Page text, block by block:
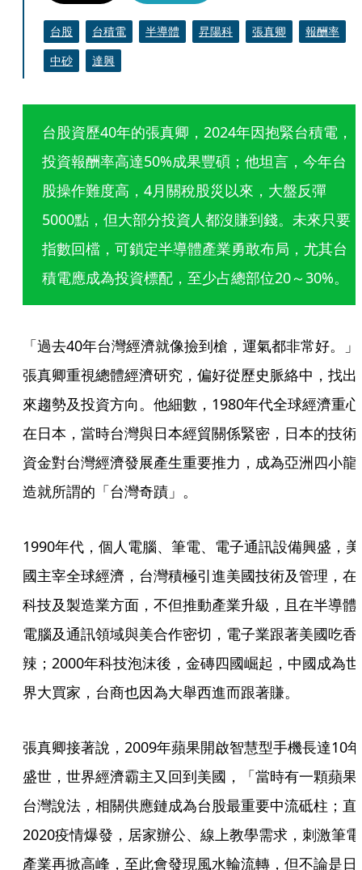
台股 台積電 半導體 昇陽科 張真卿
報酬率
中砂
達興
台股資歷40年的張真卿，2024年因抱緊台積電，
投資報酬率高達50%成果豐碩；他坦言，今年台
股操作難度高，4月關稅股災以來，大盤反彈
5000點，但大部分投資人都沒賺到錢。未來只要
指數回檔，可鎖定半導體產業勇敢布局，尤其台
積電應成為投資標配，至少占總部位20～30%。
「過去40年台灣經濟就像撿到槍，運氣都非常好。」
張真卿重視總體經濟研究，偏好從歷史脈絡中，找出
來趨勢及投資方向。他細數，1980年代全球經濟重心
在日本，當時台灣與日本經貿關係緊密，日本的技術
資金對台灣經濟發展產生重要推力，成為亞洲四小龍
造就所謂的「台灣奇蹟」。
1990年代，個人電腦、筆電、電子通訊設備興盛，美
國主宰全球經濟，台灣積極引進美國技術及管理，在
科技及製造業方面，不但推動產業升級，且在半導體
電腦及通訊領域與美合作密切，電子業跟著美國吃香
辣；2000年科技泡沫後，金磚四國崛起，中國成為世
界大買家，台商也因為大舉西進而跟著賺。
張真卿接著說，2009年蘋果開啟智慧型手機長達10年
盛世，世界經濟霸主又回到美國，「當時有一顆蘋果
台灣說法，相關供應鏈成為台股最重要中流砥柱；直
2020疫情爆發，居家辦公、線上教學需求，刺激筆電
產業再掀高峰，至此會發現風水輪流轉，但不論是日